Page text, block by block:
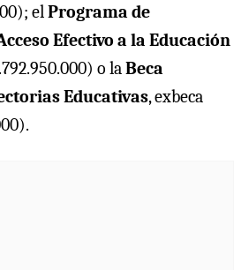
elPrograma de
Efectivo a la Educación
o laBeca
Educativas, exbeca